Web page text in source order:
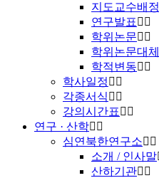
지도교수배정
연구발표
학위논문
학위논문대체
학적변동
학사일정
각종서식
강의시간표
연구 · 산학
심연북한연구소
소개 / 인사말
산하기관